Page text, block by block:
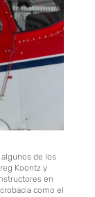
de los
Koontz y
en
como el